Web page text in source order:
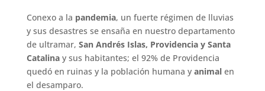
Conexo a la pandemia, un fuerte régimen de lluvias
y sus desastres se ensaña en nuestro departamento
de ultramar, San Andrés Islas, Providencia y Santa
Catalinay sus habitantes; el 92% de Providencia
quedó en ruinas y la población humana y animalen
el desamparo.